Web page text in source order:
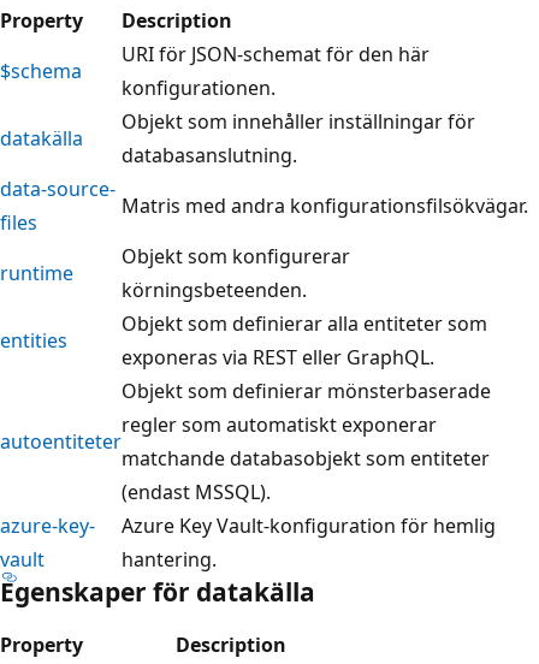
Property
Description
$schema
URI för JSON-schemat för den här
konfigurationen.
datakälla
Objekt som innehåller inställningar för
databasanslutning.
data-source-
files
Matris med andra konfigurationsfilsökvägar.
runtime
Objekt som konfigurerar
körningsbeteenden.
entities
Objekt som definierar alla entiteter som
exponeras via REST eller GraphQL.
autoentiteter
Objekt som definierar mönsterbaserade
regler som automatiskt exponerar
matchande databasobjekt som entiteter
(endast MSSQL).
azure-key-
vault
Azure Key Vault-konfiguration för hemlig
hantering.
Egenskaper för datakälla
Property
Description